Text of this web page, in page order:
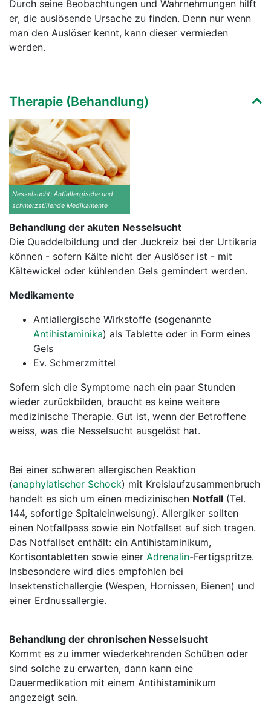
Durch seine Beobachtungen und Wahrnehmungen hilft
er, die auslösende Ursache zu finden. Denn nur wenn
man den Auslöser kennt, kann dieser vermieden
werden.
Therapie (Behandlung)
Nesselsucht: Antiallergische und
schmerzstillende Medikamente
Behandlung der akuten Nesselsucht
Die Quaddelbildung und der Juckreiz bei der Urtikaria
können - sofern Kälte nicht der Auslöser ist - mit
Kältewickel oder kühlenden Gels gemindert werden.
Medikamente
Antiallergische Wirkstoffe (sogenannte
Antihistaminika) als Tablette oder in Form eines
Gels
Ev. Schmerzmittel
Sofern sich die Symptome nach ein paar Stunden
wieder zurückbilden, braucht es keine weitere
medizinische Therapie. Gut ist, wenn der Betroffene
weiss, was die Nesselsucht ausgelöst hat.
Bei einer schweren allergischen Reaktion
(anaphylatischer Schock) mit Kreislaufzusammenbruch
handelt es sich um einen medizinischen Notfall (Tel.
144, sofortige Spitaleinweisung). Allergiker sollten
einen Notfallpass sowie ein Notfallset auf sich tragen.
Das Notfallset enthält: ein Antihistaminikum,
Kortisontabletten sowie einer Adrenalin-Fertigspritze.
Insbesondere wird dies empfohlen bei
Insektenstichallergie (Wespen, Hornissen, Bienen) und
einer Erdnussallergie.
Behandlung der chronischen Nesselsucht
Kommt es zu immer wiederkehrenden Schüben oder
sind solche zu erwarten, dann kann eine
Dauermedikation mit einem Antihistaminikum
angezeigt sein.